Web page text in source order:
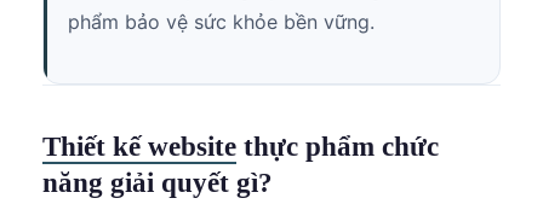
phẩm bảo vệ sức khỏe bền vững.
Thiết kế website thực phẩm chức
năng giải quyết gì?